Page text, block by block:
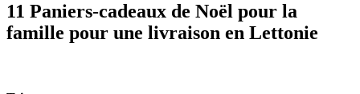
11 Paniers-cadeaux de Noël pour la
famille pour une livraison en Lettonie